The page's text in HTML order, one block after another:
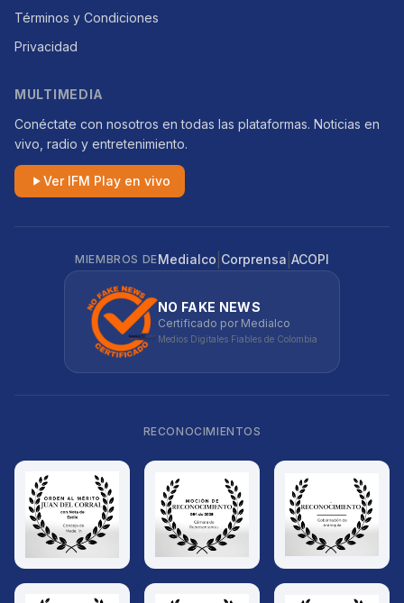
Términos y Condiciones
Privacidad
MULTIMEDIA
Conéctate con nosotros en todas las plataformas. Noticias en
vivo, radio y entretenimiento.
Ver IFM Play en vivo
MIEMBROS DEMedialco Corprensa ACOPI
NO FAKE NEWS
Certificado por Medialco
Medios Digitales Fiables de Colombia
RECONOCIMIENTOS